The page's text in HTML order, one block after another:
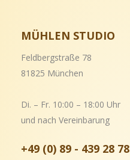
MÜHLEN STUDIO
Feldbergstraße 78
81825 München
Di. – Fr. 10:00 – 18:00 Uhr
und nach Vereinbarung
+49 (0) 89 - 439 28 78